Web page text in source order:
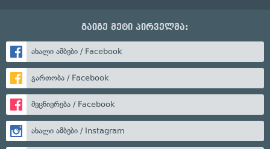
გაიგე მეტი პირველმა:
ახალი ამბები / Facebook
გართობა / Facebook
მეცნიერება / Facebook
ახალი ამბები / Instagram